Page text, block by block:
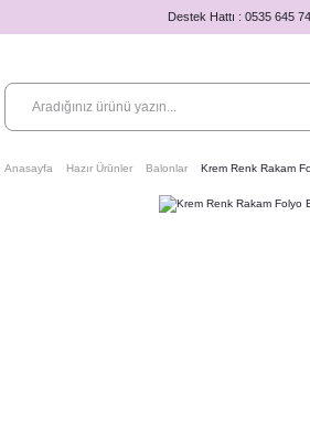
Destek Hattı : 0535 645
Anasayfa Hazır Ürünler Balonlar Krem Renk Rakam